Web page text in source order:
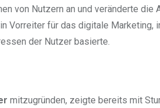
von Nutzern an und veränderte die
Vorreiter für das digitale Marketing,
der Nutzer basierte.
mitzugründen, zeigte bereits mit